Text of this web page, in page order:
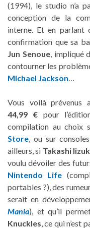
(1994), le studio n’a
conception de la
interne. Et en parlant
confirmation que sa
Jun Senoue, impliqué
contourner les
Michael Jackson…
Vous voilà prévenus
44,99 €pour
compilation au choix
Store, ou sur consoles
ailleurs, si Takashi
voulu dévoiler des
Nintendo Life
portables ?), des
serait en
Mania), et qu’il
Knuckles, ce qui n’est